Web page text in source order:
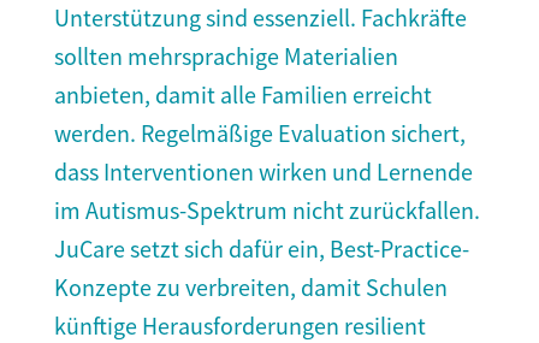
Unterstützung sind essenziell. Fachkräfte
sollten mehrsprachige Materialien
anbieten, damit alle Familien erreicht
werden. Regelmäßige Evaluation sichert,
dass Interventionen wirken und Lernende
im Autismus-Spektrum nicht zurückfallen.
JuCare setzt sich dafür ein, Best-Practice-
Konzepte zu verbreiten, damit Schulen
künftige Herausforderungen resilient